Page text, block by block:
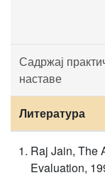
Садржај
наставе
Литература
Raj Jain, The
Evaluation,